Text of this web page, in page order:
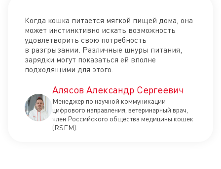
Когда кошка питается мягкой пищей дома, она
может инстинктивно искать возможность
удовлетворить свою потребность
в разгрызании. Различные шнуры питания,
зарядки могут показаться ей вполне
подходящими для этого.
Алясов Александр Сергеевич
Менеджер по научной коммуникации
цифрового направления, ветеринарный врач,
член Российского общества медицины кошек
(RSFM).